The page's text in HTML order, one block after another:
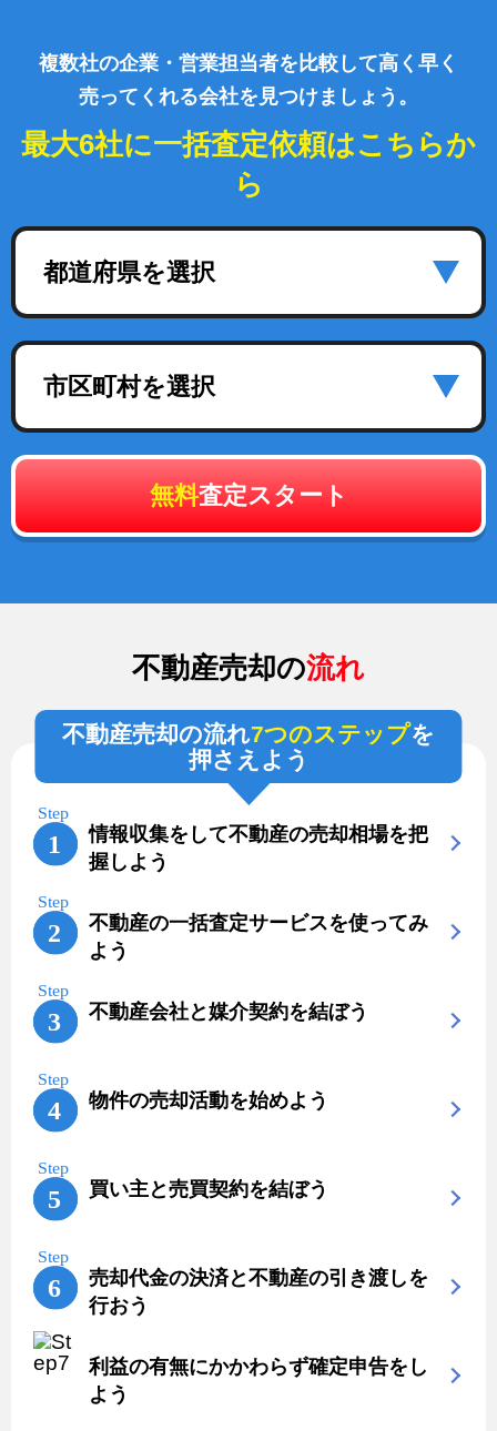
複数社の企業・営業担当者を比較して高く早く
売ってくれる会社を見つけましょう。
最大6社に一括査定依頼はこちらか
ら
都道府県を選択
市区町村を選択
無料査定スタート
不動産売却の流れ
不動産売却の流れ7つのステップを
押さえよう
情報収集をして不動産の売却相場を把
握しよう
不動産の一括査定サービスを使ってみ
よう
不動産会社と媒介契約を結ぼう
物件の売却活動を始めよう
買い主と売買契約を結ぼう
売却代金の決済と不動産の引き渡しを
行おう
利益の有無にかかわらず確定申告をし
よう